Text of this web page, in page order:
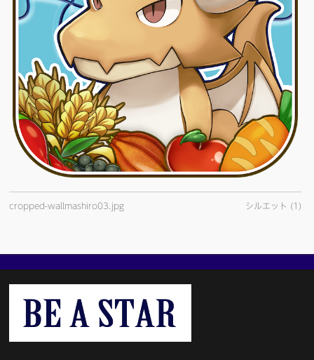
cropped-wallmashiro03.jpg シルエット (1)